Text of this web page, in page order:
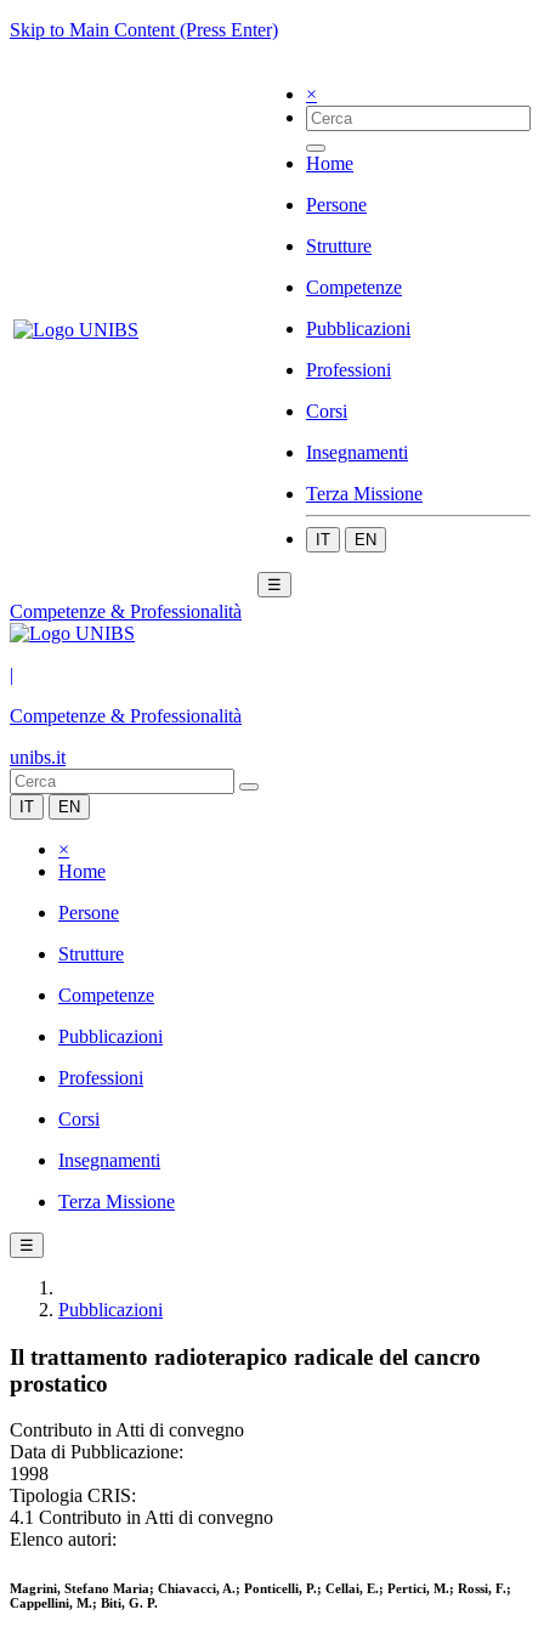
Skip to Main Content (Press Enter)
×
Home
Persone
Strutture
Competenze
Pubblicazioni
Professioni
Corsi
Insegnamenti
Terza Missione
IT EN
☰
Competenze & Professionalità
|
Competenze & Professionalità
unibs.it
IT EN
×
Home
Persone
Strutture
Competenze
Pubblicazioni
Professioni
Corsi
Insegnamenti
Terza Missione
☰
Pubblicazioni
Il trattamento radioterapico radicale del cancro
prostatico
Contributo in Atti di convegno
Data di Pubblicazione:
1998
Tipologia CRIS:
4.1 Contributo in Atti di convegno
Elenco autori:
Magrini, Stefano Maria; Chiavacci, A.; Ponticelli, P.; Cellai, E.; Pertici, M.; Rossi, F.;
Cappellini, M.; Biti, G. P.